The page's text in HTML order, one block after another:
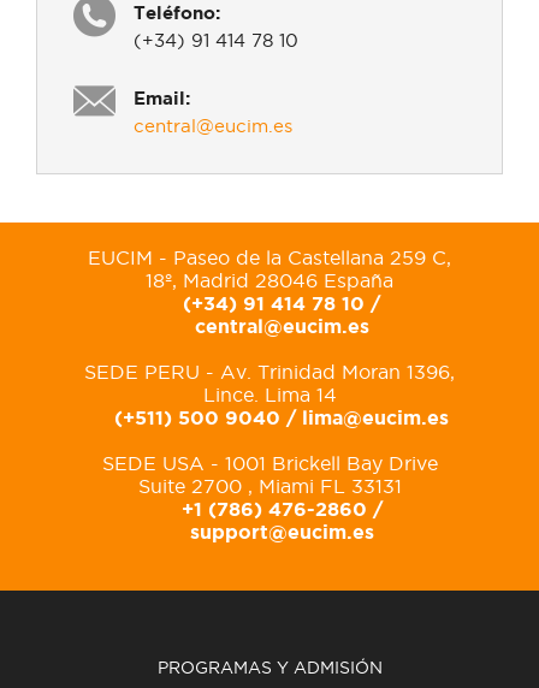
Teléfono:
(+34) 91 414 78 10
Email:
central@eucim.es
EUCIM - Paseo de la Castellana 259 C,
18º, Madrid 28046 España
(+34) 91 414 78 10 /
central@eucim.es
SEDE PERU - Av. Trinidad Moran 1396,
Lince. Lima 14
(+511) 500 9040 / lima@eucim.es
SEDE USA - 1001 Brickell Bay Drive
Suite 2700 , Miami FL 33131
+1 (786) 476-2860 /
support@eucim.es
PROGRAMAS Y ADMISIÓN